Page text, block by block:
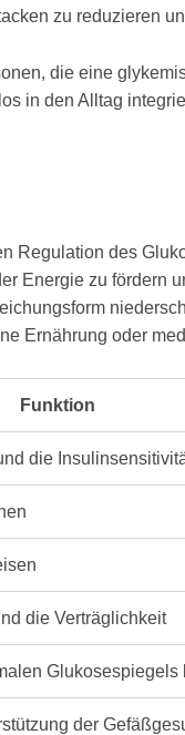
zu reduzieren
die eine
in den Alltag
Regulation des
Energie zu fördern
Ernährung oder
Funktion
die
die Verträglichkeit
Glukosespiegels
der